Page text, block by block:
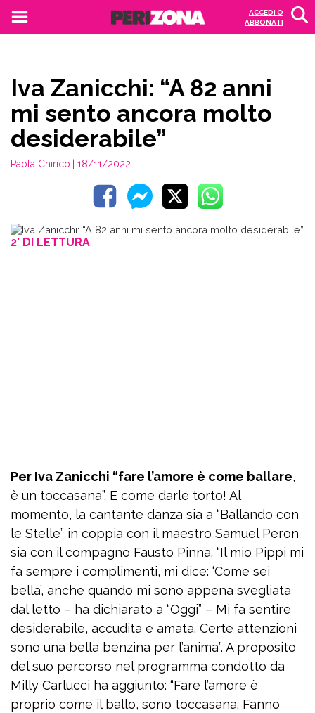
ACCEDI O
ABBONATI
Iva Zanicchi: “A 82 anni
mi sento ancora molto
desiderabile”
Paola Chirico | 18/11/2022
2' DI LETTURA
Per Iva Zanicchi “fare l’amore è come ballare,
è un toccasana”. E come darle torto! Al
momento, la cantante danza sia a “Ballando con
le Stelle” in coppia con il maestro Samuel Peron
sia con il compagno Fausto Pinna. “Il mio Pippi mi
fa sempre i complimenti, mi dice: ‘Come sei
bella’, anche quando mi sono appena svegliata
dal letto – ha dichiarato a “Oggi” – Mi fa sentire
desiderabile, accudita e amata. Certe attenzioni
sono una bella benzina per l’anima”. A proposito
del suo percorso nel programma condotto da
Milly Carlucci ha aggiunto: “Fare l’amore è
proprio come il ballo, sono toccasana. Fanno